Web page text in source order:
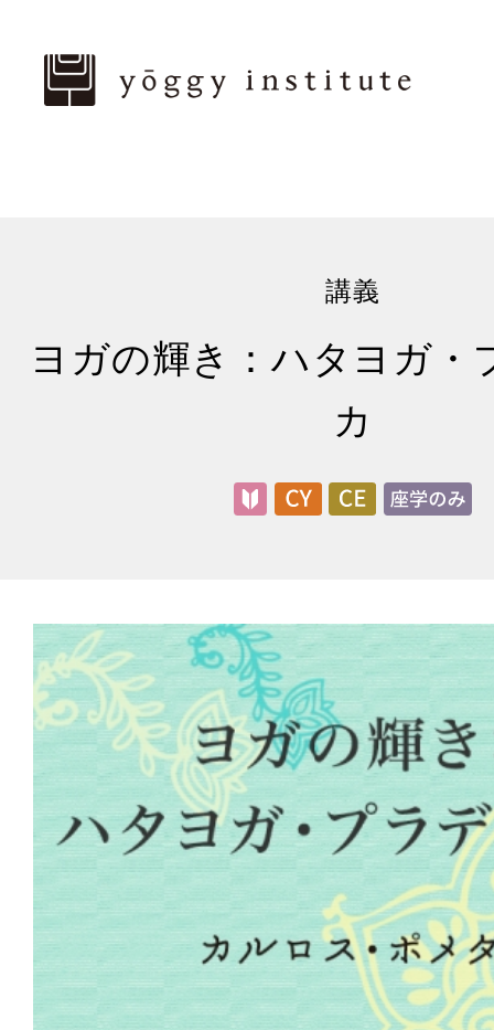
講義
ヨガの輝き：ハタヨガ・
カ